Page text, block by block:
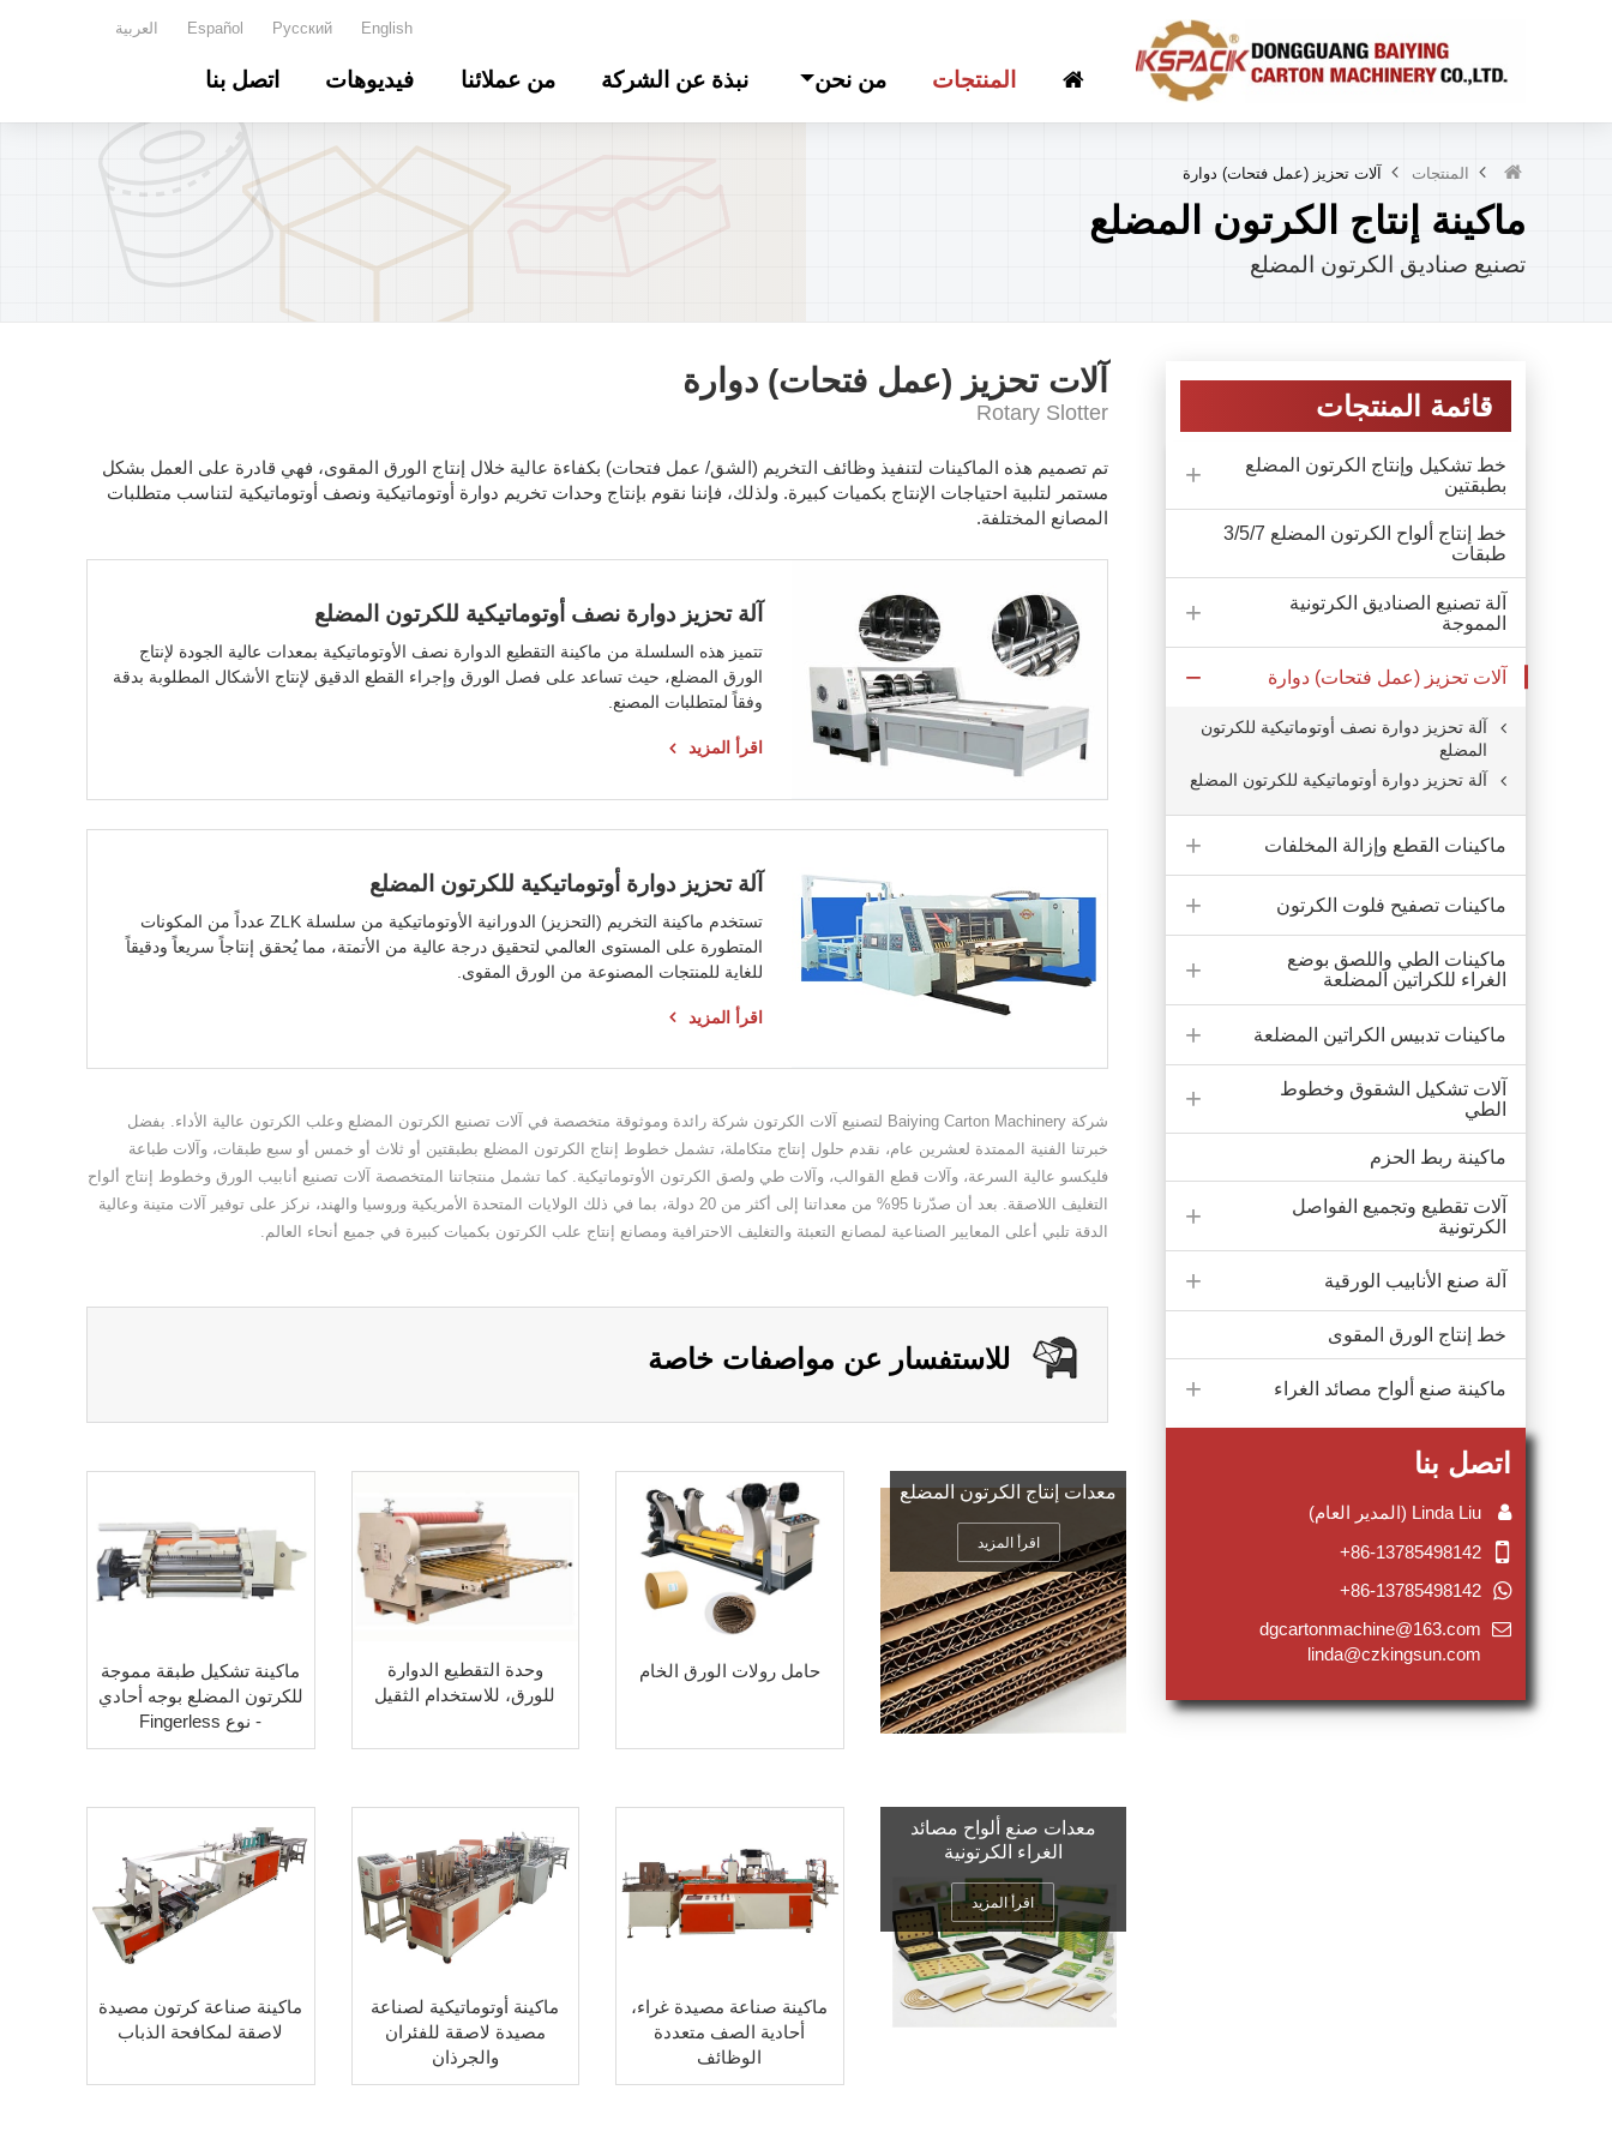
English
Русский
Español العربية
المنتجات من نحن نبذة عن الشركة من عملائنا فيديوهات اتصل بنا
المنتجات آلات تحزيز (عمل فتحات) دوارة
ماكينة إنتاج الكرتون المضلع
تصنيع صناديق الكرتون المضلع
آلات تحزيز (عمل فتحات) دوارة
Rotary Slotter
تم تصميم هذه الماكينات لتنفيذ وظائف التخريم (الشق/ عمل فتحات) بكفاءة عالية خلال إنتاج الورق المقوى، فهي قادرة على العمل بشكل
مستمر لتلبية احتياجات الإنتاج بكميات كبيرة. ولذلك، فإننا نقوم بإنتاج وحدات تخريم دوارة أوتوماتيكية ونصف أوتوماتيكية لتناسب متطلبات
المصانع المختلفة.
آلة تحزيز دوارة نصف أوتوماتيكية للكرتون المضلع
تتميز هذه السلسلة من ماكينة التقطيع الدوارة نصف الأوتوماتيكية بمعدات عالية الجودة لإنتاج
الورق المضلع، حيث تساعد على فصل الورق وإجراء القطع الدقيق لإنتاج الأشكال المطلوبة بدقة
وفقاً لمتطلبات المصنع.
اقرأ المزيد
آلة تحزيز دوارة أوتوماتيكية للكرتون المضلع
تستخدم ماكينة التخريم (التحزيز) الدورانية الأوتوماتيكية من سلسلة ZLK عدداً من المكونات
المتطورة على المستوى العالمي لتحقيق درجة عالية من الأتمتة، مما يُحقق إنتاجاً سريعاً ودقيقاً
للغاية للمنتجات المصنوعة من الورق المقوى.
اقرأ المزيد
شركة Baiying Carton Machinery لتصنيع آلات الكرتون شركة رائدة وموثوقة متخصصة في آلات تصنيع الكرتون المضلع وعلب الكرتون عالية الأداء. بفضل
خبرتنا الفنية الممتدة لعشرين عام، نقدم حلول إنتاج متكاملة، تشمل خطوط إنتاج الكرتون المضلع بطبقتين أو ثلاث أو خمس أو سبع طبقات، وآلات طباعة
فليكسو عالية السرعة، وآلات قطع القوالب، وآلات طي ولصق الكرتون الأوتوماتيكية. كما تشمل منتجاتنا المتخصصة آلات تصنيع أنابيب الورق وخطوط إنتاج ألواح
التغليف اللاصقة. بعد أن صدّرنا 95% من معداتنا إلى أكثر من 20 دولة، بما في ذلك الولايات المتحدة الأمريكية وروسيا والهند، نركز على توفير آلات متينة وعالية
الدقة تلبي أعلى المعايير الصناعية لمصانع التعبئة والتغليف الاحترافية ومصانع إنتاج علب الكرتون بكميات كبيرة في جميع أنحاء العالم.
للاستفسار عن مواصفات خاصة
معدات إنتاج الكرتون المضلع
اقرأ المزيد
حامل رولات الورق الخام
وحدة التقطيع الدوارة
للورق، للاستخدام الثقيل
ماكينة تشكيل طبقة مموجة
للكرتون المضلع بوجه أحادي
- نوع Fingerless
معدات صنع ألواح مصائد
الغراء الكرتونية
اقرأ المزيد
ماكينة صناعة مصيدة غراء،
أحادية الصف متعددة
الوظائف
ماكينة أوتوماتيكية لصناعة
مصيدة لاصقة للفئران
والجرذان
ماكينة صناعة كرتون مصيدة
لاصقة لمكافحة الذباب
قائمة المنتجات
خط تشكيل وإنتاج الكرتون المضلع
بطبقتين
خط إنتاج ألواح الكرتون المضلع 3/5/7
طبقات
آلة تصنيع الصناديق الكرتونية
المموجة
آلات تحزيز (عمل فتحات) دوارة
آلة تحزيز دوارة نصف أوتوماتيكية للكرتون
المضلع
آلة تحزيز دوارة أوتوماتيكية للكرتون المضلع
ماكينات القطع وإزالة المخلفات
ماكينات تصفيح فلوت الكرتون
ماكينات الطي واللصق بوضع
الغراء للكراتين المضلعة
ماكينات تدبيس الكراتين المضلعة
آلات تشكيل الشقوق وخطوط
الطي
ماكينة ربط الحزم
آلات تقطيع وتجميع الفواصل
الكرتونية
آلة صنع الأنابيب الورقية
خط إنتاج الورق المقوى
ماكينة صنع ألواح مصائد الغراء
اتصل بنا
Linda Liu (المدير العام)
+86-13785498142
+86-13785498142
dgcartonmachine@163.com
linda@czkingsun.com